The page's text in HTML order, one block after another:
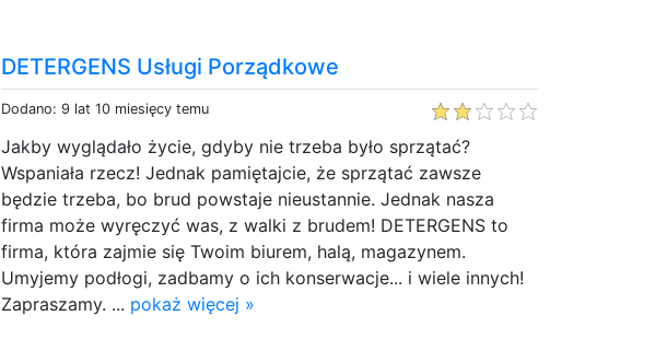
DETERGENS Usługi Porządkowe
Dodano: 9 lat 10 miesięcy temu
Jakby wyglądało życie, gdyby nie trzeba było sprzątać?
Wspaniała rzecz! Jednak pamiętajcie, że sprzątać zawsze
będzie trzeba, bo brud powstaje nieustannie. Jednak nasza
firma może wyręczyć was, z walki z brudem! DETERGENS to
firma, która zajmie się Twoim biurem, halą, magazynem.
Umyjemy podłogi, zadbamy o ich konserwacje... i wiele innych!
Zapraszamy. ... pokaż więcej »